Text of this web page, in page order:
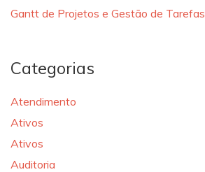
Gantt de Projetos e Gestão de Tarefas
Categorias
Atendimento
Ativos
Ativos
Auditoria